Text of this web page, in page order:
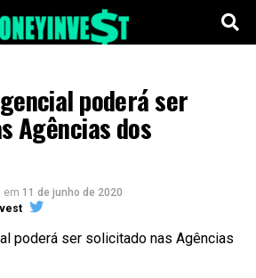
poderá ser
Agências dos
em 11 de junho de 2020